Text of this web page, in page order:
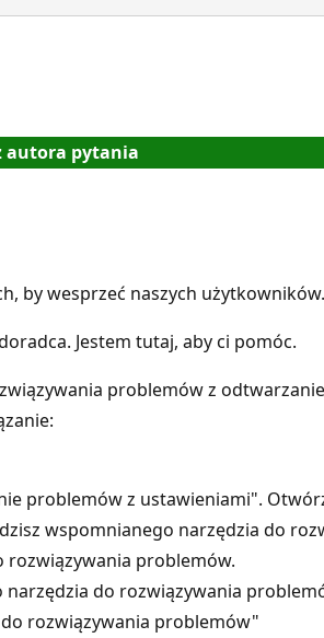
autora pytania
by wesprzeć naszych
Jestem tutaj, aby ci pomóc.
problemów z
problemów z ustawieniami".
wspomnianego narzędzia do
problemów.
do rozwiązywania
rozwiązywania problemów"